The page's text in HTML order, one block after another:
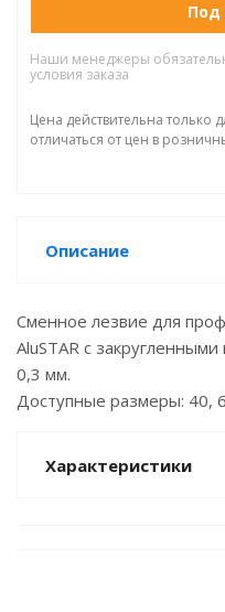
Под
Наши менеджеры
условия заказа
Цена действительна только
отличаться от цен в
Описание
Сменное лезвие для
AluSTAR с
0,3 мм.
Доступные размеры: 40,
Характеристики